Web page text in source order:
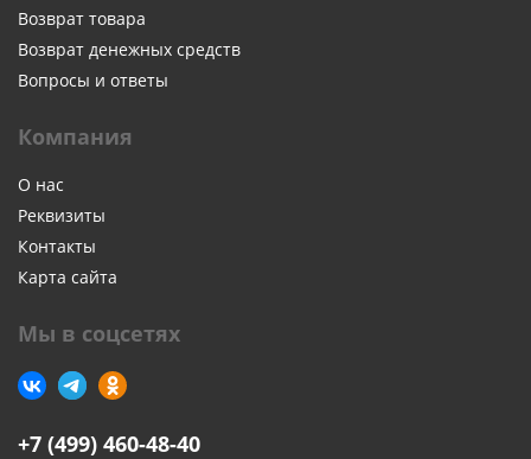
Возврат товара
Возврат денежных средств
Вопросы и ответы
Компания
О нас
Реквизиты
Контакты
Карта сайта
Мы в соцсетях
+7 (499) 460-48-40